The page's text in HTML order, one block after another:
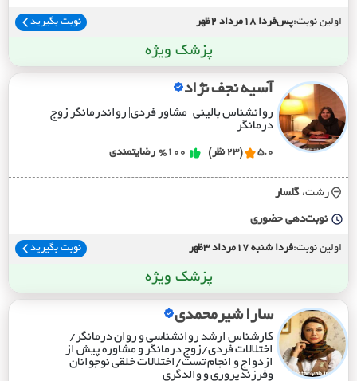
اولین نوبت:پس‌فردا 18مرداد 2ظهر نوبت بگیرید
پزشک ویژه
آسیه نجف نژاد
روانشناس بالینی | مشاور فردی| رواندرمانگر زوج
درمانگر
5.0 (23 نظر) %100 رضایتمندی
رشت، گلسار
نوبت‌دهی حضوری
اولین نوبت:فردا شنبه 17مرداد 3ظهر نوبت بگیرید
پزشک ویژه
سارا شیرمحمدی
کارشناس ارشد روانشناسی و روان درمانگر/
اختلالات فردی/زوج درمانگر و مشاوره پیش از
ازدواج و انجام تست/اختلالات خلقی نوجوانان
وفرزندپروری و والدگری